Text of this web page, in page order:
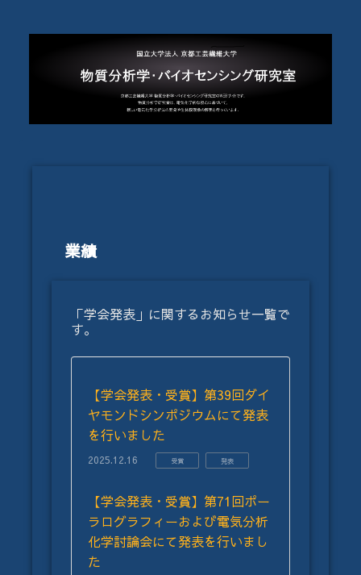
業績
「学会発表」に関するお知らせ一覧で
す。
【学会発表・受賞】第39回ダイ
ヤモンドシンポジウムにて発表
を行いました
2025.12.16 受賞 発表
【学会発表・受賞】第71回ポー
ラログラフィーおよび電気分析
化学討論会にて発表を行いまし
た